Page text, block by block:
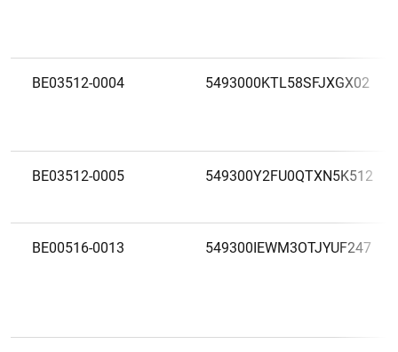
BE03512-0004 5493000KTL58SFJXGX02
BE03512-0005 549300Y2FU0QTXN5K512
BE00516-0013 549300IEWM3OTJYUF247